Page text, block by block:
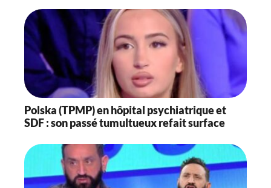
Polska (TPMP) en hôpital psychiatrique et
SDF : son passé tumultueux refait surface